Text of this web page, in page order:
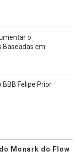
o
Baseadas em
Felipe Prior
Monark do Flow